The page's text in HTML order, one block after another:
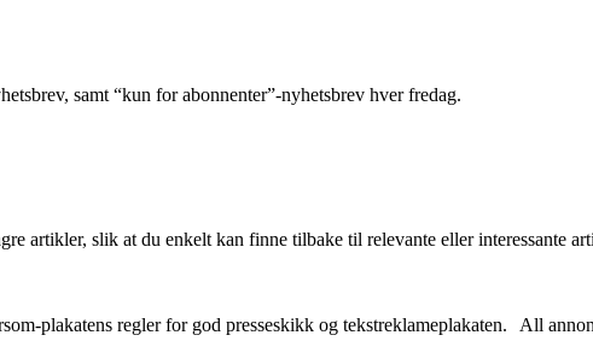
samt “kun for abonnenter”-nyhetsbrev hver fredag.
artikler, slik at du enkelt kan finne tilbake til relevante eller interessante
plakatens regler for god presseskikk og tekstreklameplakaten. All